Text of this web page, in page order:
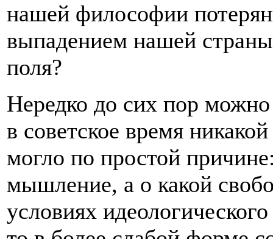
нашей философии
выпадением нашей
поля?
Нередко до сих пор
в советское время
могло по простой
мышление, а о какой
условиях